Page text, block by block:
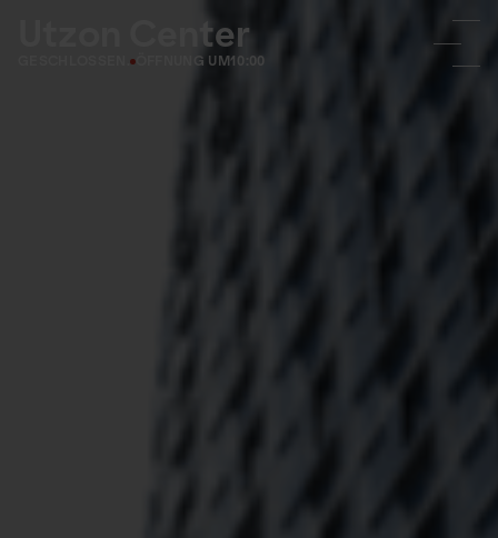
Utzon Center
ÖFFNUNG UM 10:00